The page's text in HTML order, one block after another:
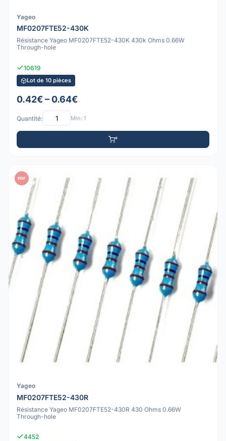
Yageo
MF0207FTE52-430K
Résistance Yageo MF0207FTE52-430K 430k Ohms 0.66W
Through-hole
10619
Lot de 10 pièces
0.42€ – 0.64€
Quantité: Min: 1
PDF
Yageo
MF0207FTE52-430R
Résistance Yageo MF0207FTE52-430R 430 Ohms 0.66W
Through-hole
4452